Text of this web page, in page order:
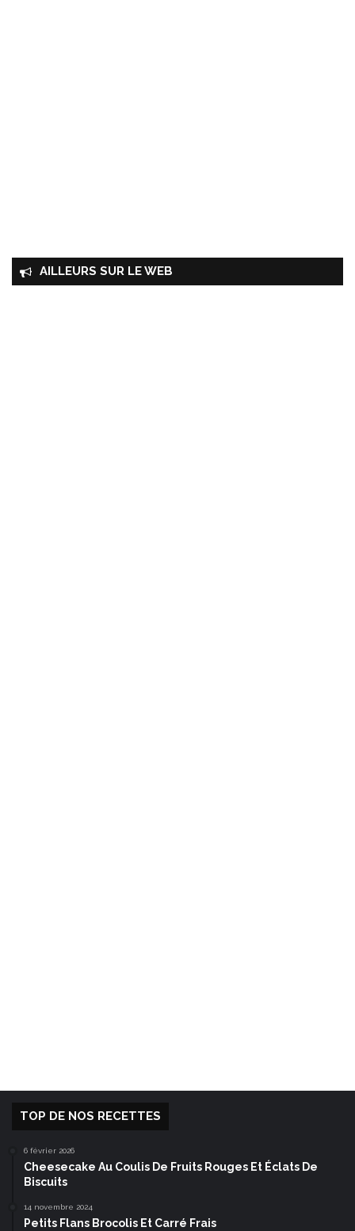
AILLEURS SUR LE WEB
TOP DE NOS RECETTES
6 février 2026
Cheesecake Au Coulis De Fruits Rouges Et Éclats De
Biscuits
14 novembre 2024
Petits Flans Brocolis Et Carré Frais